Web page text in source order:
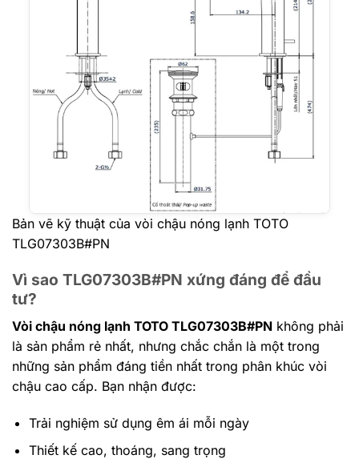
Bản vẽ kỹ thuật của vòi chậu nóng lạnh TOTO
TLG07303B#PN
Vì sao TLG07303B#PN xứng đáng để đầu
tư?
Vòi chậu nóng lạnh TOTO TLG07303B#PN không phải
là sản phẩm rẻ nhất, nhưng chắc chắn là một trong
những sản phẩm đáng tiền nhất trong phân khúc vòi
chậu cao cấp. Bạn nhận được:
Trải nghiệm sử dụng êm ái mỗi ngày
Thiết kế cao, thoáng, sang trọng